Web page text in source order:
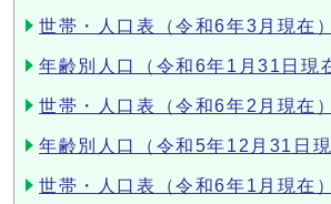
世帯・人口表（令和6年3月現在）
年齢別人口（令和6年1月31日現
世帯・人口表（令和6年2月現在）
年齢別人口（令和5年12月31日現
世帯・人口表（令和6年1月現在）